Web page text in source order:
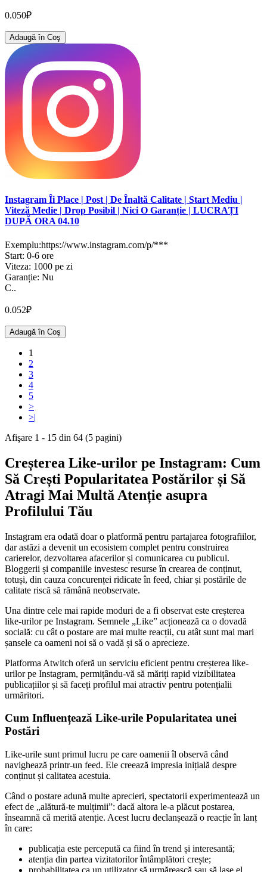
0.050₽
Adaugă în Coş
Instagram Îi Place | Post | De Înaltă Calitate | Start Mediu |
Viteză Medie | Drop Posibil | Nici O Garanție | LUCRAȚI
DUPĂ ORA 04.10
Exemplu:https://www.instagram.com/p/***
Start: 0-6 ore
Viteza: 1000 pe zi
Garanție: Nu
C..
0.052₽
Adaugă în Coş
1
2
3
4
5
>
>|
Afişare 1 - 15 din 64 (5 pagini)
Creșterea Like-urilor pe Instagram: Cum
Să Crești Popularitatea Postărilor și Să
Atragi Mai Multă Atenție asupra
Profilului Tău
Instagram era odată doar o platformă pentru partajarea fotografiilor,
dar astăzi a devenit un ecosistem complet pentru construirea
carierelor, dezvoltarea afacerilor și comunicarea cu publicul.
Bloggerii și companiile investesc resurse în crearea de conținut,
totuși, din cauza concurenței ridicate în feed, chiar și postările de
calitate riscă să rămână neobservate.
Una dintre cele mai rapide moduri de a fi observat este creșterea
like-urilor pe Instagram. Semnele „Like” acționează ca o dovadă
socială: cu cât o postare are mai multe reacții, cu atât sunt mai mari
șansele ca oameni noi să o vadă și să o aprecieze.
Platforma Atwitch oferă un serviciu eficient pentru creșterea like-
urilor pe Instagram, permițându-vă să măriți rapid vizibilitatea
publicațiilor și să faceți profilul mai atractiv pentru potențialii
urmăritori.
Cum Influențează Like-urile Popularitatea unei
Postări
Like-urile sunt primul lucru pe care oamenii îl observă când
navighează printr-un feed. Ele creează impresia inițială despre
conținut și calitatea acestuia.
Când o postare adună multe aprecieri, spectatorii experimentează un
efect de „alătură-te mulțimii”: dacă altora le-a plăcut postarea,
înseamnă că merită atenție. Acest lucru declanșează o reacție în lanț
în care:
publicația este percepută ca fiind în trend și interesantă;
atenția din partea vizitatorilor întâmplători crește;
probabilitatea ca un utilizator să urmărească sau să lase el